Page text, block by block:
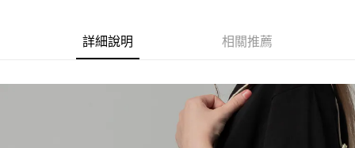
消。如遇「轉專審核」未通過狀況，表示未達大哥付你分期系統評分，恕無
法說明評估內容。
2.透過簡訊連結打開帳單後，可選擇「超商條碼／台灣大直營門市／銀行轉
帳／街口支付／iPASS MONEY」等通路繳費。
２．便利：只要手機號碼，簡訊認證，即可結帳。
３．安心：先確認商品／服務後，再付款。
【「AFTEE先享後付」結帳流程】
１．於結帳方式選擇「AFTEE先享後付」後，將跳轉至「AFTEE先享後付」
結帳頁面，進行簡訊認證並確認金額後，即可完成結帳。
２．訂單成立數日內，您將收到繳費通知簡訊。
３．收到繳費通知簡訊後14天內，點擊此簡訊中的連結，可透過四大超商／
付款後全家取貨
每筆NT$70，滿NT$899(含以上)免運費
每筆NT$70，滿NT$899(含以上)免運費
詳細說明 相關推薦